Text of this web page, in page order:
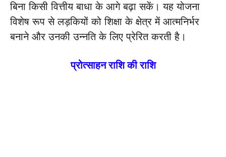
बिना किसी वित्तीय बाधा के आगे बढ़ा सकें। यह योजना
विशेष रूप से लड़कियों को शिक्षा के क्षेत्र में आत्मनिर्भर
बनाने और उनकी उन्नति के लिए प्रेरित करती है।
प्रोत्साहन राशि की राशि